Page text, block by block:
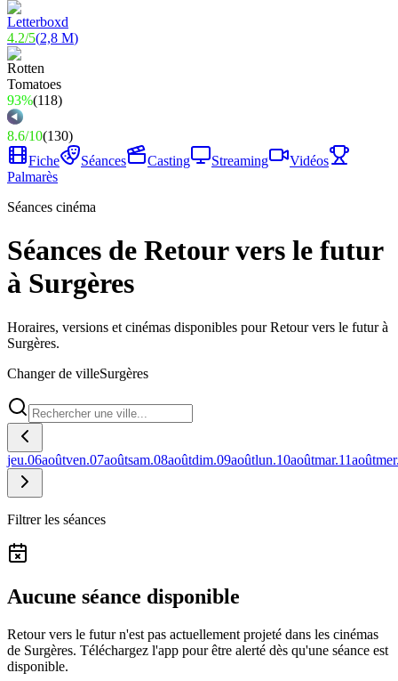
4.2/5(2,8 M)
93%(118)
8.6/10(130)
Fiche
Séances Casting Streaming
Vidéos
Palmarès
Séances cinéma
Séances de Retour vers le futur
à Surgères
Horaires, versions et cinémas disponibles pour Retour vers le futur à
Surgères.
Changer de villeSurgères
jeu.06aoûtven.07aoûtsam.08aoûtdim.09aoûtlun.10aoûtmar.11août
Filtrer les séances
Aucune séance disponible
Retour vers le futur n'est pas actuellement projeté dans les cinémas
de Surgères. Téléchargez l'app pour être alerté dès qu'une séance est
disponible.